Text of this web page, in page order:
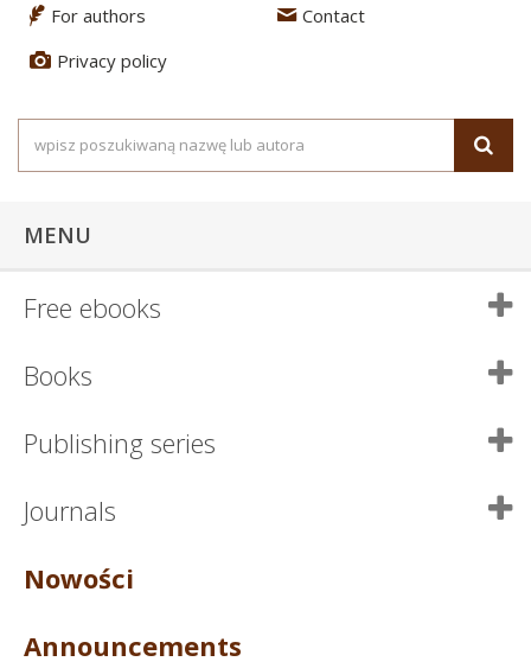
3 For authors 4 Contact
5 Privacy policy
MENU
Free ebooks
Books
Publishing series
Journals
Nowości
Announcements